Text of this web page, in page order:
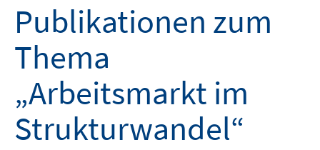
Publikationen zum
Thema
„Arbeitsmarkt im
Strukturwandel“